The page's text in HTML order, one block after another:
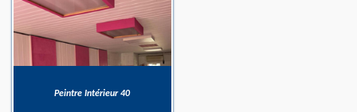
Peintre Intérieur 40